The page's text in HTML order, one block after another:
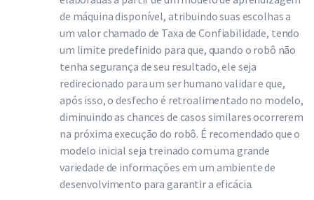
de máquina disponível, atribuindo suas escolhas a
um valor chamado de Taxa de Confiabilidade, tendo
um limite predefinido para que, quando o robô não
tenha segurança de seu resultado, ele seja
redirecionado para um ser humano validar e que,
após isso, o desfecho é retroalimentado no modelo,
diminuindo as chances de casos similares ocorrerem
na próxima execução do robô. É recomendado que o
modelo inicial seja treinado com uma grande
variedade de informações em um ambiente de
desenvolvimento para garantir a eficácia.